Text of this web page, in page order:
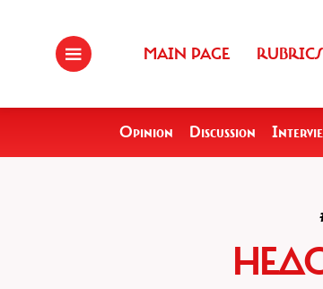
MAIN PAGE RUBRICS
Opinion Discussion